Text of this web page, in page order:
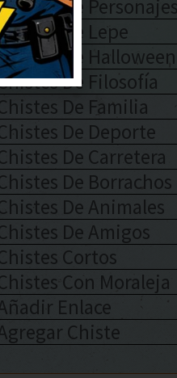
De Personajes
De Lepe
De Halloween
De Filosofía
De Familia
De Deporte
De Carretera
De Borrachos
De Animales
De Amigos
Cortos
Con Moraleja
Enlace
Chiste